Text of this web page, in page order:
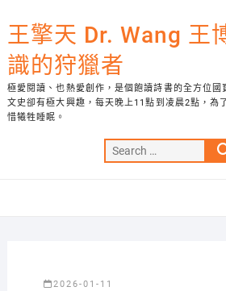
to
content
王擎天 Dr. Wang 王
識的狩獵者
極愛閱讀、也熱愛創作，是個飽讀詩書的全方位國
文史卻有極大興趣，每天晚上11點到凌晨2點，為
惜犧牲睡眠。
…
2026-01-11